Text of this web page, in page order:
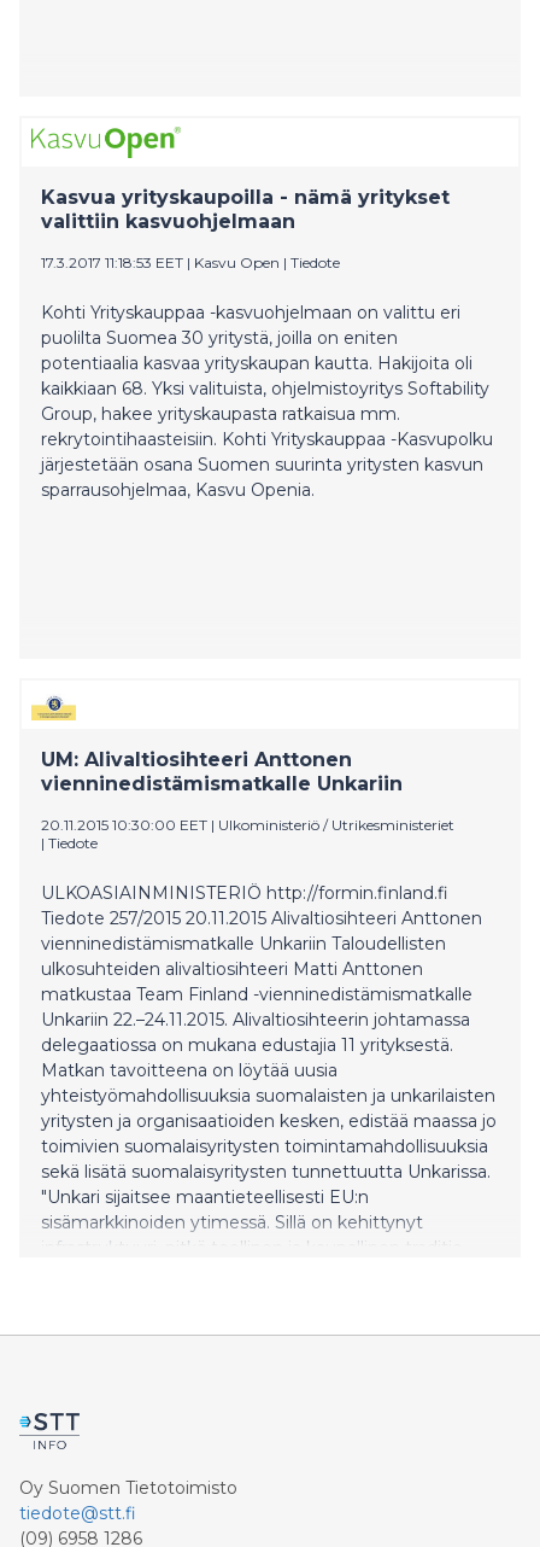
Kasvua yrityskaupoilla - nämä yritykset
valittiin kasvuohjelmaan
17.3.2017 11:18:53 EET | Kasvu Open | Tiedote
Kohti Yrityskauppaa -kasvuohjelmaan on valittu eri
puolilta Suomea 30 yritystä, joilla on eniten
potentiaalia kasvaa yrityskaupan kautta. Hakijoita oli
kaikkiaan 68. Yksi valituista, ohjelmistoyritys Softability
Group, hakee yrityskaupasta ratkaisua mm.
rekrytointihaasteisiin. Kohti Yrityskauppaa -Kasvupolku
järjestetään osana Suomen suurinta yritysten kasvun
sparrausohjelmaa, Kasvu Openia.
UM: Alivaltiosihteeri Anttonen
vienninedistämismatkalle Unkariin
20.11.2015 10:30:00 EET | Ulkoministeriö / Utrikesministeriet
| Tiedote
ULKOASIAINMINISTERIÖ http://formin.finland.fi
Tiedote 257/2015 20.11.2015 Alivaltiosihteeri Anttonen
vienninedistämismatkalle Unkariin Taloudellisten
ulkosuhteiden alivaltiosihteeri Matti Anttonen
matkustaa Team Finland -vienninedistämismatkalle
Unkariin 22.–24.11.2015. Alivaltiosihteerin johtamassa
delegaatiossa on mukana edustajia 11 yrityksestä.
Matkan tavoitteena on löytää uusia
yhteistyömahdollisuuksia suomalaisten ja unkarilaisten
yritysten ja organisaatioiden kesken, edistää maassa jo
toimivien suomalaisyritysten toimintamahdollisuuksia
sekä lisätä suomalaisyritysten tunnettuutta Unkarissa.
"Unkari sijaitsee maantieteellisesti EU:n
sisämarkkinoiden ytimessä. Sillä on kehittynyt
infrastruktuuri, pitkä teollinen ja kaupallinen traditio
Oy Suomen Tietotoimisto
tiedote@stt.fi
(09) 6958 1286